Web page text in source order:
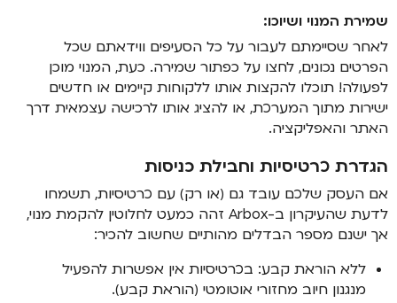
שמירת המנוי ושיוכו:
לאחר שסיימתם לעבור על כל הסעיפים ווידאתם שכל
הפרטים נכונים, לחצו על כפתור שמירה. כעת, המנוי מוכן
לפעולה! תוכלו להקצות אותו ללקוחות קיימים או חדשים
ישירות מתוך המערכת, או להציג אותו לרכישה עצמאית דרך
האתר והאפליקציה.
הגדרת כרטיסיות וחבילת כניסות
אם העסק שלכם עובד גם (או רק) עם כרטיסיות, תשמחו
לדעת שהעיקרון ב-Arbox זהה כמעט לחלוטין להקמת מנוי,
אך ישנם מספר הבדלים מהותיים שחשוב להכיר:
ללא הוראת קבע: בכרטיסיות אין אפשרות להפעיל
מנגנון חיוב מחזורי אוטומטי (הוראת קבע).